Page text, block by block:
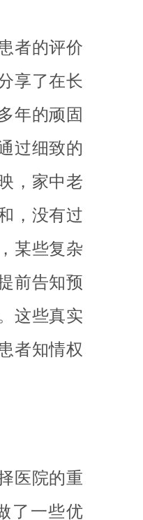
者的评价
享了在长
年的顽固
过细致的
，家中老
，没有过
某些复杂
前告知预
这些真实
者知情权
医院的重
了一些优